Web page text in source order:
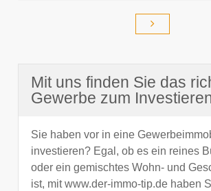
Mit uns finden Sie das
Gewerbe zum
Sie haben vor in eine
investieren? Egal, ob es ein reines
oder ein gemischtes Wohn- und
ist, mit www.der-immo-tip.de haben